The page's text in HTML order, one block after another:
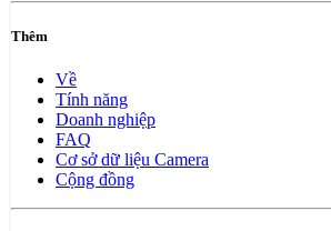
Thêm
Về
Tính năng
Doanh nghiệp
FAQ
Cơ sở dữ liệu Camera
Cộng đồng